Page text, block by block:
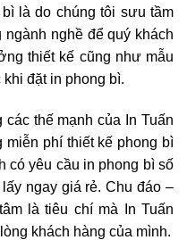
là do chúng tôi sưu tầm
nghề để quý khách
thiết kế cũng như mẫu
đặt in phong bì.
các thế mạnh của In Tuấn
miễn phí thiết kế phong bì
có yêu cầu in phong bì số
ngay giá rẻ. Chu đáo –
là tiêu chí mà In Tuấn
khách hàng của mình.